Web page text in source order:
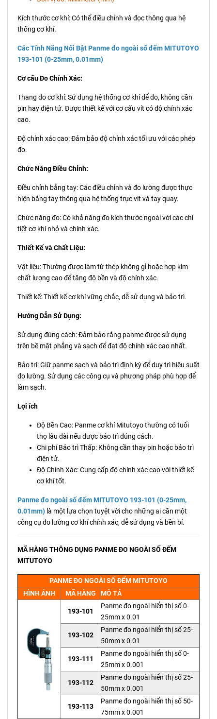
Kích thước cơ khí: Có thể điều chỉnh và đọc thông qua hệ
thống cơ khí.
Các Tính Năng Nổi Bật Panme đo ngoài số đếm MITUTOYO
193-101 (0-25mm, 0.01mm)
Cơ cấu Đo Chính Xác:
Thang đo cơ khí: Sử dụng hệ thống cơ khí để đo, không cần
pin hay điện tử. Được thiết kế với cơ cấu vít có độ chính xác
cao.
Độ chính xác cao: Đảm bảo độ chính xác tối ưu với các phép
đo.
Chức Năng Điều Chỉnh:
Điều chỉnh bằng tay: Các điều chỉnh và đo lường được thực
hiện bằng tay thông qua hệ thống trục vít và tay quay.
Chức năng đo: Có khả năng đo kích thước ngoài với các chi
tiết cơ khí nhỏ và chính xác.
Thiết Kế và Chất Liệu:
Vật liệu: Thường được làm từ thép không gỉ hoặc hợp kim
chất lượng cao để tăng độ bền và độ chính xác.
Thiết kế: Thiết kế cơ khí vững chắc, dễ sử dụng và bảo trì.
Hướng Dẫn Sử Dụng:
Sử dụng đúng cách: Đảm bảo rằng panme được sử dụng
trên bề mặt phẳng và sạch để đạt độ chính xác cao nhất.
Bảo trì: Giữ panme sạch và bảo trì định kỳ để duy trì hiệu suất
đo lường. Sử dụng các công cụ và phương pháp phù hợp để
làm sạch.
Lợi ích
Độ Bền Cao: Panme cơ khí Mitutoyo thường có tuổi
thọ lâu dài nếu được bảo trì đúng cách.
Chi phí Bảo trì Thấp: Không cần thay pin hoặc bảo trì
điện tử.
Độ Chính Xác: Cung cấp độ chính xác cao với thiết kế
cơ khí tốt.
Panme đo ngoài số đếm MITUTOYO 193-101 (0-25mm,
0.01mm) là một lựa chọn tuyệt vời cho những ai cần một
công cụ đo lường cơ khí chính xác, dễ sử dụng và bền bỉ.
MÃ HÀNG THÔNG DỤNG PANME ĐO NGOÀI SỐ ĐẾM
MITUTOYO
PANME ĐO NGOÀI SỐ ĐẾM MITUTOYO
HÌNH ẢNH
MÃ HÀNG MÔ TẢ
193-101
Panme đo ngoài hiển thị số 0-
25mm x 0.01
193-102
Panme đo ngoài hiển thị số 25-
50mm x 0.01
193-111
Panme đo ngoài hiển thị số 0-
25mm x 0.001
193-112
Panme đo ngoài hiển thị số 25-
50mm x 0.001
193-113
Panme đo ngoài hiển thị số 50-
75mm x 0.001